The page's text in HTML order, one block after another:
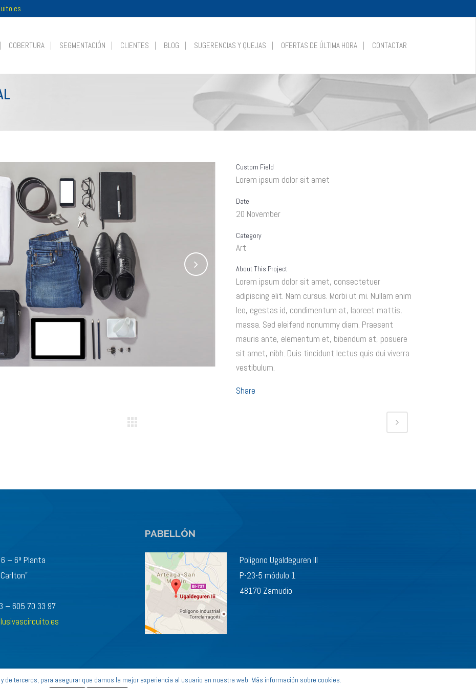
COBERTURA SEGMENTACIÓN CLIENTES BLOG SUGERENCIAS Y QUEJAS OFERTAS DE ÚLTIMA HORA CONTACTAR
Custom Field
Lorem ipsum dolor sit amet
Date
20 November
Category
Art
About This Project
Lorem ipsum dolor sit amet, consectetuer
adipiscing elit. Nam cursus. Morbi ut mi. Nullam enim
leo, egestas id, condimentum at, laoreet mattis,
massa. Sed eleifend nonummy diam. Praesent
mauris ante, elementum et, bibendum at, posuere
sit amet, nibh. Duis tincidunt lectus quis dui viverra
vestibulum.
Share
– 6ª Planta
– 605 70 33 97
PABELLÓN
Polígono Ugaldeguren III
P-23-5 módulo 1
48170 Zamudio
de terceros, para asegurar que damos la mejor experiencia al usuario en nuestra web. Más información sobre cookies.